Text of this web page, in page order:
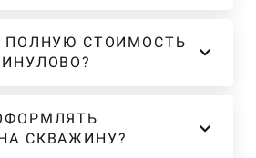
ПОЛНУЮ СТОИМОСТЬ
СКВАЖИНУ?